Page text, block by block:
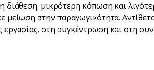
διάθεση, μικρότερη κόπωση και
στην παραγωγικότητα.
εργασίας, στη συγκέντρωση και στη